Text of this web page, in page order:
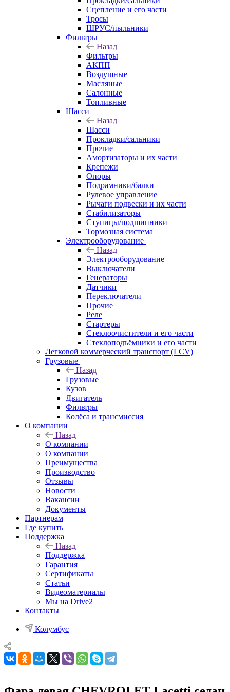
Сцепление и его части
Тросы
ШРУС/пыльники
Фильтры
Назад
Фильтры
АКПП
Воздушные
Масляные
Салонные
Топливные
Шасси
Назад
Шасси
Прокладки/сальники
Прочие
Амортизаторы и их части
Крепежи
Опоры
Подрамники/балки
Рулевое управление
Рычаги подвески и их части
Стабилизаторы
Ступицы/подшипники
Тормозная система
Электрооборудование
Назад
Электрооборудование
Выключатели
Генераторы
Датчики
Переключатели
Прочие
Реле
Стартеры
Стеклоочистители и его части
Стеклоподъёмники и его части
Легковой коммерческий транспорт (LCV)
Грузовые
Назад
Грузовые
Кузов
Двигатель
Фильтры
Колёса и трансмиссия
О компании
Назад
О компании
О компании
Преимущества
Производство
Отзывы
Новости
Вакансии
Документы
Партнерам
Где купить
Поддержка
Назад
Поддержка
Гарантия
Сертификаты
Статьи
Видеоматериалы
Мы на Drive2
Контакты
Колумбус